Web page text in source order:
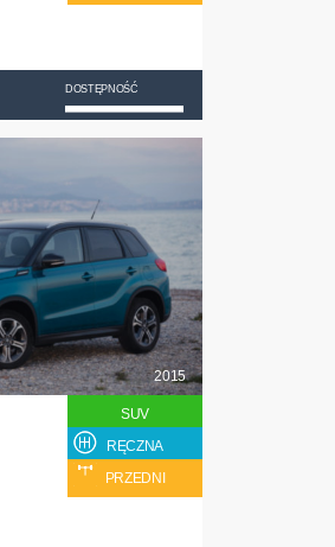
DOSTĘPNOŚĆ
2015
SUV
RĘCZNA
PRZEDNI